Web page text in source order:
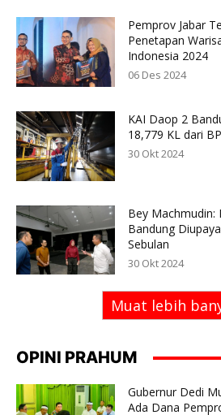
Pemprov Jabar
Penetapan
Indonesia 2024
06 Des 2024
KAI Daop 2
18,779 KL dari
30 Okt 2024
Bey Machmudin:
Bandung
Sebulan
30 Okt 2024
Muat lebih
OPINI PRAHUM
Gubernur Dedi
Ada Dana